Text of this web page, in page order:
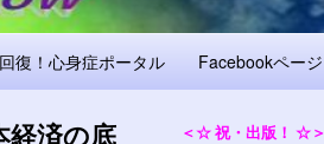
復！心身症ポータル Facebookページ
経済の底
＜☆ 祝・出版！ ☆＞